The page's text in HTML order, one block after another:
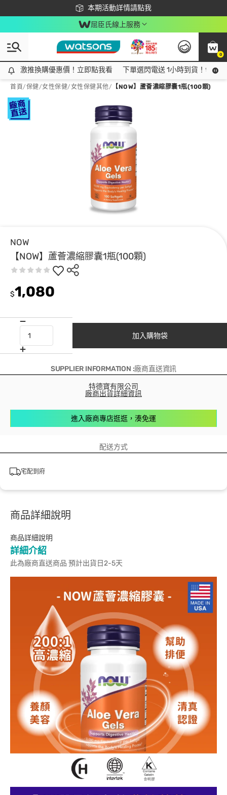
本期活動詳情請點我
下載app最高回饋$350
屈臣氏線上服務
0
激推換購優惠價！立即點我看
激推換購優惠價！立即點我看 下單選閃電送 1小時到貨！領神
首頁/保健/女性保健/女性保健其他/ 【NOW】蘆薈濃縮膠囊1瓶(100顆)
NOW
【NOW】蘆薈濃縮膠囊1瓶(100顆)
$1,080
加入購物袋
SUPPLIER INFORMATION :廠商直送資訊
特德寶有限公司
廠商出貨詳細資訊
進入廠商專店逛逛，湊免運
配送方式
宅配到府
商品詳細說明
商品詳細說明
詳細介紹
此為廠商直送商品 預計出貨日2-5天